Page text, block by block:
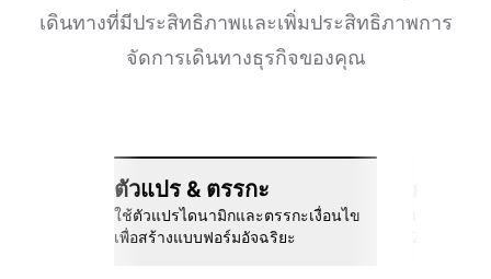
เดินทางที่มีประสิทธิภาพและเพิ่มประสิทธิภาพการ
จัดการเดินทางธุรกิจของคุณ
ตัวแปร & ตรรกะ
ใช้ตัวแปรไดนามิกและตรรกะเงื่อนไข
เพื่อสร้างแบบฟอร์มอัจฉริยะ